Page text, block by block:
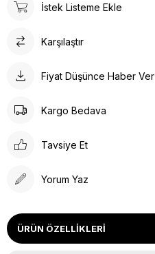
İstek Listeme Ekle
Karşılaştır
Fiyat Düşünce Haber Ver
Kargo Bedava
Tavsiye Et
Yorum Yaz
ÜRÜN ÖZELLIKLERI